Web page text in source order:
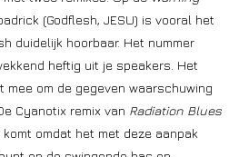
(Godflesh, JESU) is vooral het
duidelijk hoorbaar. Het nummer
heftig uit je speakers. Het
om de gegeven waarschuwing
Cyanotix remix van Radiation Blues
omdat het met deze aanpak